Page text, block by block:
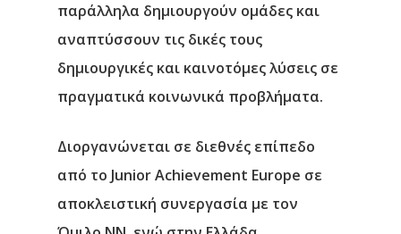
παράλληλα δημιουργούν ομάδες και
αναπτύσσουν τις δικές τους
δημιουργικές και καινοτόμες λύσεις σε
πραγματικά κοινωνικά προβλήματα.
Διοργανώνεται σε διεθνές επίπεδο
από το Junior Achievement Europe σε
αποκλειστική συνεργασία με τον